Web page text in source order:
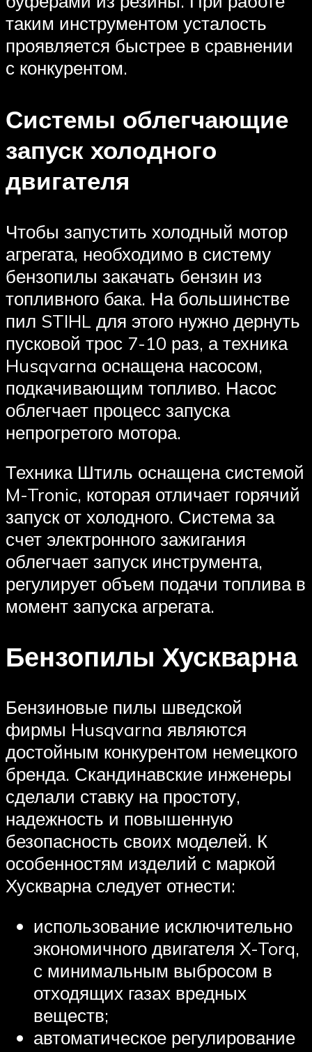
таким инструментом усталость
проявляется быстрее в сравнении
с конкурентом.
Системы облегчающие
запуск холодного
двигателя
Чтобы запустить холодный мотор
агрегата, необходимо в систему
бензопилы закачать бензин из
топливного бака. На большинстве
пил STIHL для этого нужно дернуть
пусковой трос 7-10 раз, а техника
Husqvarna оснащена насосом,
подкачивающим топливо. Насос
облегчает процесс запуска
непрогретого мотора.
Техника Штиль оснащена системой
M-Tronic, которая отличает горячий
запуск от холодного. Система за
счет электронного зажигания
облегчает запуск инструмента,
регулирует объем подачи топлива в
момент запуска агрегата.
Бензопилы Хускварна
Бензиновые пилы шведской
фирмы Husqvarna являются
достойным конкурентом немецкого
бренда. Скандинавские инженеры
сделали ставку на простоту,
надежность и повышенную
безопасность своих моделей. К
особенностям изделий с маркой
Хускварна следует отнести:
использование исключительно
экономичного двигателя X-Torq,
с минимальным выбросом в
отходящих газах вредных
веществ;
автоматическое регулирование